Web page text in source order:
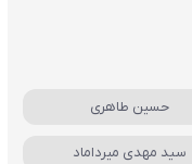
حسین طاهری
سید مهدی میرداماد